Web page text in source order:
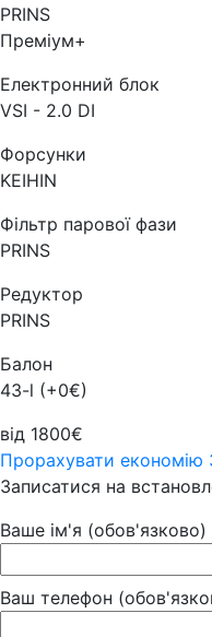
PRINS
Преміум+
Електронний блок
VSI - 2.0 DI
Форсунки
KEIHIN
Фільтр парової фази
PRINS
Редуктор
PRINS
Балон
43-l (+0€)
від 1800€
Прорахувати економію
Записатися на
Ваше ім'я (обов'язково)
Ваш телефон